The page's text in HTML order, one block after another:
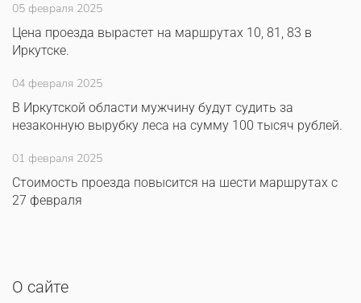
05 февраля 2025
Цена проезда вырастет на маршрутах 10, 81, 83 в
Иркутске.
04 февраля 2025
В Иркутской области мужчину будут судить за
незаконную вырубку леса на сумму 100 тысяч рублей.
01 февраля 2025
Стоимость проезда повысится на шести маршрутах с
27 февраля
О сайте